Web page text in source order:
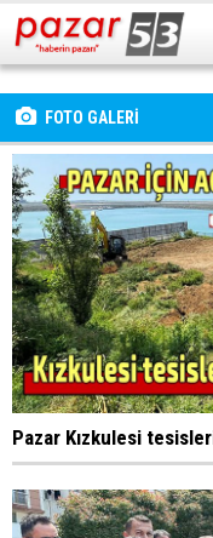
FOTO GALERİ
Pazar Kızkulesi